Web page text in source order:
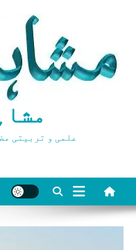
علمی و تربیتی